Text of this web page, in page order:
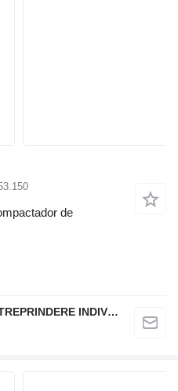
de
SZENTMIKLOSI ADALBERT ÎNTREPRINDERE INDIVIDUALĂ